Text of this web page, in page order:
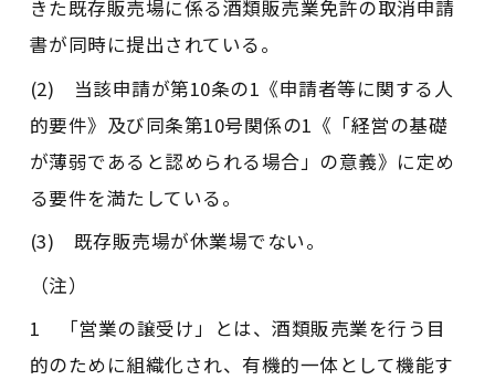
きた既存販売場に係る酒類販売業免許の取消申請
書が同時に提出されている。
(2) 当該申請が第10条の1《申請者等に関する人
的要件》及び同条第10号関係の1《「経営の基礎
が薄弱であると認められる場合」の意義》に定め
る要件を満たしている。
(3) 既存販売場が休業場でない。
（注）
1 「営業の譲受け」とは、酒類販売業を行う目
的のために組織化され、有機的一体として機能す